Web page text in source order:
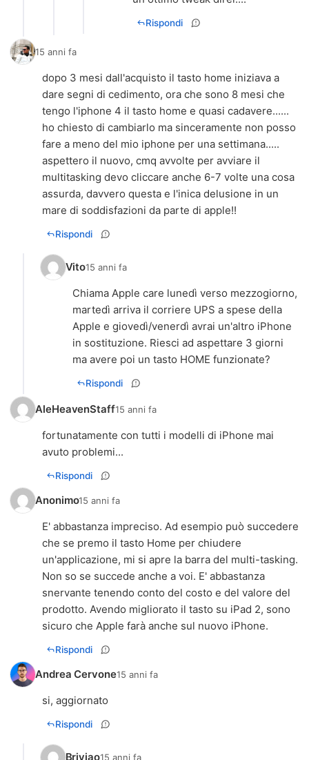
Rispondi
15 anni fa
dopo 3 mesi dall'acquisto il tasto home iniziava a
dare segni di cedimento, ora che sono 8 mesi che
tengo l'iphone 4 il tasto home e quasi cadavere......
ho chiesto di cambiarlo ma sinceramente non posso
fare a meno del mio iphone per una settimana.....
aspettero il nuovo, cmq avvolte per avviare il
multitasking devo cliccare anche 6-7 volte una cosa
assurda, davvero questa e l'inica delusione in un
mare di soddisfazioni da parte di apple!!
Rispondi
Vito15 anni fa
Chiama Apple care lunedì verso mezzogiorno,
martedì arriva il corriere UPS a spese della
Apple e giovedì/venerdì avrai un'altro iPhone
in sostituzione. Riesci ad aspettare 3 giorni
ma avere poi un tasto HOME funzionate?
Rispondi
AleHeavenStaff15 anni fa
fortunatamente con tutti i modelli di iPhone mai
avuto problemi...
Rispondi
Anonimo15 anni fa
E' abbastanza impreciso. Ad esempio può succedere
che se premo il tasto Home per chiudere
un'applicazione, mi si apre la barra del multi-tasking.
Non so se succede anche a voi. E' abbastanza
snervante tenendo conto del costo e del valore del
prodotto. Avendo migliorato il tasto su iPad 2, sono
sicuro che Apple farà anche sul nuovo iPhone.
Rispondi
Andrea Cervone15 anni fa
si, aggiornato
Rispondi
Briviao15 anni fa